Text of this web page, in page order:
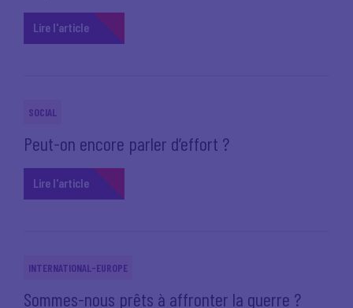
Lire l'article
SOCIAL
Peut-on encore parler d’effort ?
Lire l'article
INTERNATIONAL-EUROPE
Sommes-nous prêts à affronter la guerre ?